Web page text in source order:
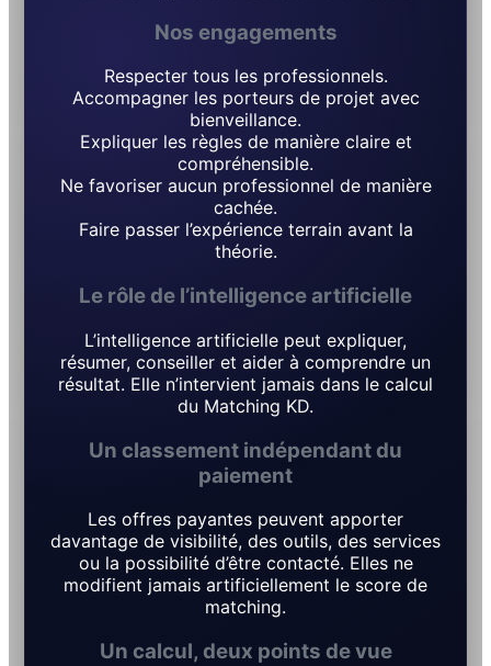
Nos engagements
Respecter tous les professionnels.
Accompagner les porteurs de projet avec
bienveillance.
Expliquer les règles de manière claire et
compréhensible.
Ne favoriser aucun professionnel de manière
cachée.
Faire passer l’expérience terrain avant la
théorie.
Le rôle de l’intelligence artificielle
L’intelligence artificielle peut expliquer,
résumer, conseiller et aider à comprendre un
résultat. Elle n’intervient jamais dans le calcul
du Matching KD.
Un classement indépendant du
paiement
Les offres payantes peuvent apporter
davantage de visibilité, des outils, des services
ou la possibilité d’être contacté. Elles ne
modifient jamais artificiellement le score de
matching.
Un calcul, deux points de vue